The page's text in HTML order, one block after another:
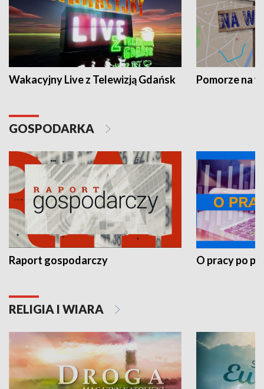
Wakacyjny Live z Telewizją Gdańsk Pomorze na
GOSPODARKA
Raport gospodarczy O pracy po
RELIGIA I WIARA